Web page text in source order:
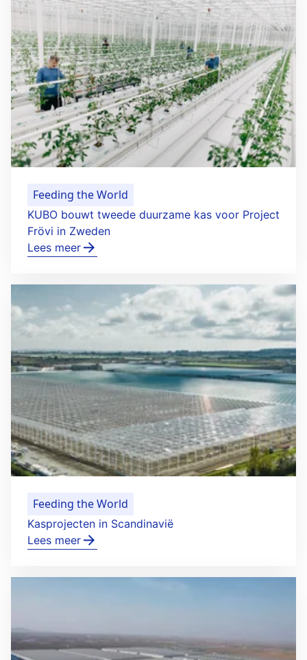
Feeding the World
KUBO bouwt tweede duurzame kas voor Project
Frövi in Zweden
Lees meer
Feeding the World
Kasprojecten in Scandinavië
Lees meer